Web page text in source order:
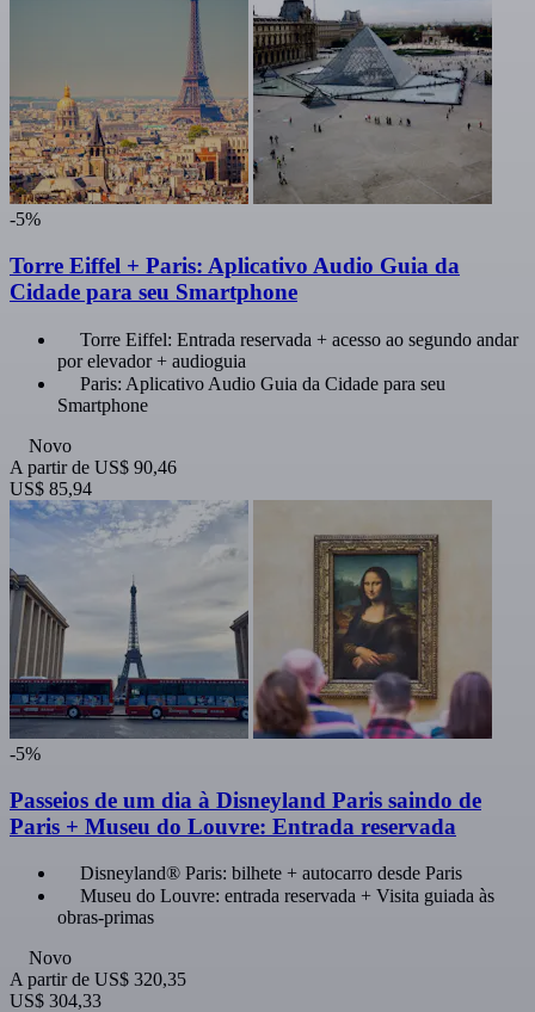
-5%
Torre Eiffel + Paris: Aplicativo Audio Guia da
Cidade para seu Smartphone
Torre Eiffel: Entrada reservada + acesso ao segundo andar
por elevador + audioguia
Paris: Aplicativo Audio Guia da Cidade para seu
Smartphone
Novo
A partir de US$ 90,46
US$ 85,94
-5%
Passeios de um dia à Disneyland Paris saindo de
Paris + Museu do Louvre: Entrada reservada
Disneyland® Paris: bilhete + autocarro desde Paris
Museu do Louvre: entrada reservada + Visita guiada às
obras-primas
Novo
A partir de US$ 320,35
US$ 304,33